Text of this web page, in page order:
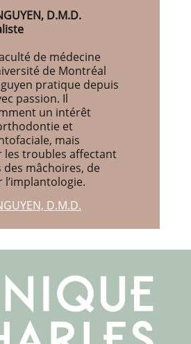
D.M.D.
de médecine
de Montréal
pratique depuis
passion. Il
un intérêt
et
mais
les troubles affectant
mâchoires, de
D.M.D.